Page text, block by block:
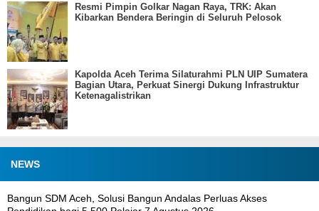
NEWS
Pendidikan bagi 5.500 Pelajar
Memasak Nasi Goreng dan Aneka Minuman 7 Agustus 2026